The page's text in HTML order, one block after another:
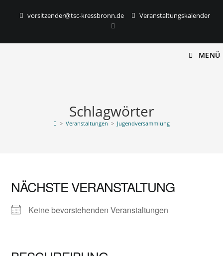
vorsitzender@tsc-kressbronn.de Veranstaltungskalender
MENÜ
Schlagwörter
> Veranstaltungen > Jugendversammlung
NÄCHSTE VERANSTALTUNG
Keine bevorstehenden Veranstaltungen